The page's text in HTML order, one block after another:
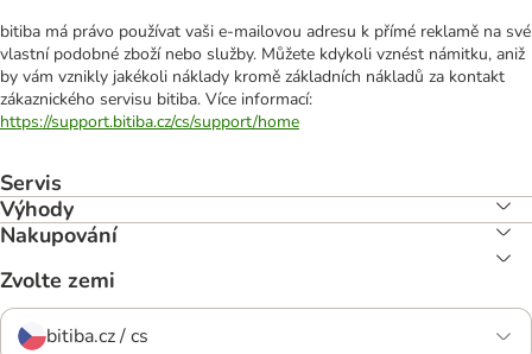
bitiba má právo používat vaši e-mailovou adresu k přímé reklamě na své
vlastní podobné zboží nebo služby. Můžete kdykoli vznést námitku, aniž
by vám vznikly jakékoli náklady kromě základních nákladů za kontakt
zákaznického servisu bitiba. Více informací:
https://support.bitiba.cz/cs/support/home
Servis
Výhody
Nakupování
Zvolte zemi
bitiba.cz / cs